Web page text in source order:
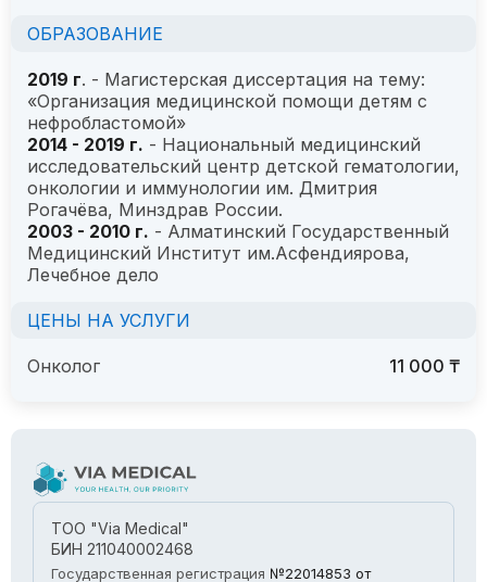
ОБРАЗОВАНИЕ
2019 г. - Магистерская диссертация на тему:
«Организация медицинской помощи детям с
нефробластомой»
2014 - 2019 г. - Национальный медицинский
исследовательский центр детской гематологии,
онкологии и иммунологии им. Дмитрия
Рогачёва, Минздрав России.
2003 - 2010 г. - Алматинский Государственный
Медицинский Институт им.Асфендиярова,
Лечебное дело
ЦЕНЫ НА УСЛУГИ
Онколог 11 000 ₸
ТОО "Via Medical"
БИН 211040002468
Государственная регистрация №22014853 от